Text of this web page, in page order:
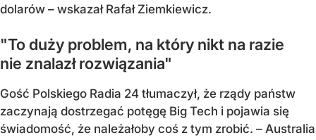
dolarów – wskazał Rafał Ziemkiewicz.
"To duży problem, na który nikt na razie
nie znalazł rozwiązania"
Gość Polskiego Radia 24 tłumaczył, że rządy państw
zaczynają dostrzegać potęgę Big Tech i pojawia się
świadomość, że należałoby coś z tym zrobić. – Australia